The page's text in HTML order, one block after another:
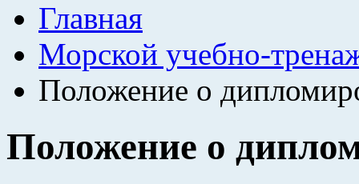
Главная
Морской учебно-
Положение о
Положение о